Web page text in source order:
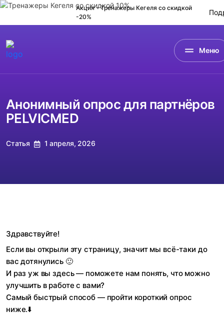
Акция - Тренажеры Кегеля со скидкой
-20%
Меню
Анонимный опрос для партнёров
PELVICMED
Статья 1 апреля, 2026
Здравствуйте!
Если вы открыли эту страницу, значит мы всё-таки до
вас дотянулись 🙂
И раз уж вы здесь — поможете нам понять, что можно
улучшить в работе с вами?
Самый быстрый способ — пройти короткий опрос
ниже.⬇️